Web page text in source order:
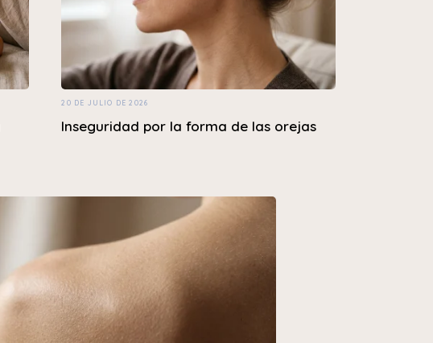
20 DE JULIO DE 2026
Inseguridad por la forma de las orejas